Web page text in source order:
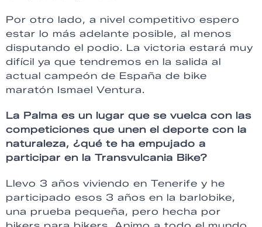
Por otro lado, a nivel competitivo espero
estar lo más adelante posible, al menos
disputando el podio. La victoria estará muy
difícil ya que tendremos en la salida al
actual campeón de España de bike
maratón Ismael Ventura.
La Palma es un lugar que se vuelca con las
competiciones que unen el deporte con la
naturaleza, ¿qué te ha empujado a
participar en la Transvulcania Bike?
Llevo 3 años viviendo en Tenerife y he
participado esos 3 años en la barlobike,
una prueba pequeña, pero hecha por